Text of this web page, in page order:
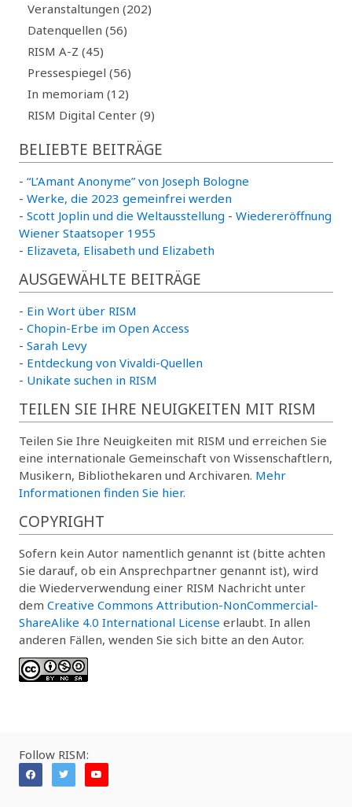
Veranstaltungen (202)
Datenquellen (56)
RISM A-Z (45)
Pressespiegel (56)
In memoriam (12)
RISM Digital Center (9)
BELIEBTE BEITRÄGE
- “L’Amant Anonyme” von Joseph Bologne
- Werke, die 2023 gemeinfrei werden
- Scott Joplin und die Weltausstellung - Wiedereröffnung
Wiener Staatsoper 1955
- Elizaveta, Elisabeth und Elizabeth
AUSGEWÄHLTE BEITRÄGE
- Ein Wort über RISM
- Chopin-Erbe im Open Access
- Sarah Levy
- Entdeckung von Vivaldi-Quellen
- Unikate suchen in RISM
TEILEN SIE IHRE NEUIGKEITEN MIT RISM
Teilen Sie Ihre Neuigkeiten mit RISM und erreichen Sie
eine internationale Gemeinschaft von Wissenschaftlern,
Musikern, Bibliothekaren und Archivaren. Mehr
Informationen finden Sie hier.
COPYRIGHT
Sofern kein Autor namentlich genannt ist (bitte achten
Sie darauf, ob ein Ansprechpartner genannt ist), wird
die Wiederverwendung einer RISM Nachricht unter
dem Creative Commons Attribution-NonCommercial-
ShareAlike 4.0 International License erlaubt. In allen
anderen Fällen, wenden Sie sich bitte an den Autor.
Follow RISM: